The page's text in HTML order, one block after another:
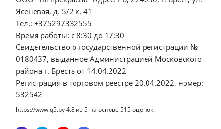
Ясеневая, д. 5/2 к. 41
Тел.: +375297332555
Время работы: с 8:30 до 17:30
Свидетельство о государственной регистрации №
0180437, выданное Администрацией Московского
района г. Бреста от 14.04.2022
Регистрация в торговом реестре 20.04.2022, номер:
532542
https://www.q5.by4.8 из5 на основе 515оценок.